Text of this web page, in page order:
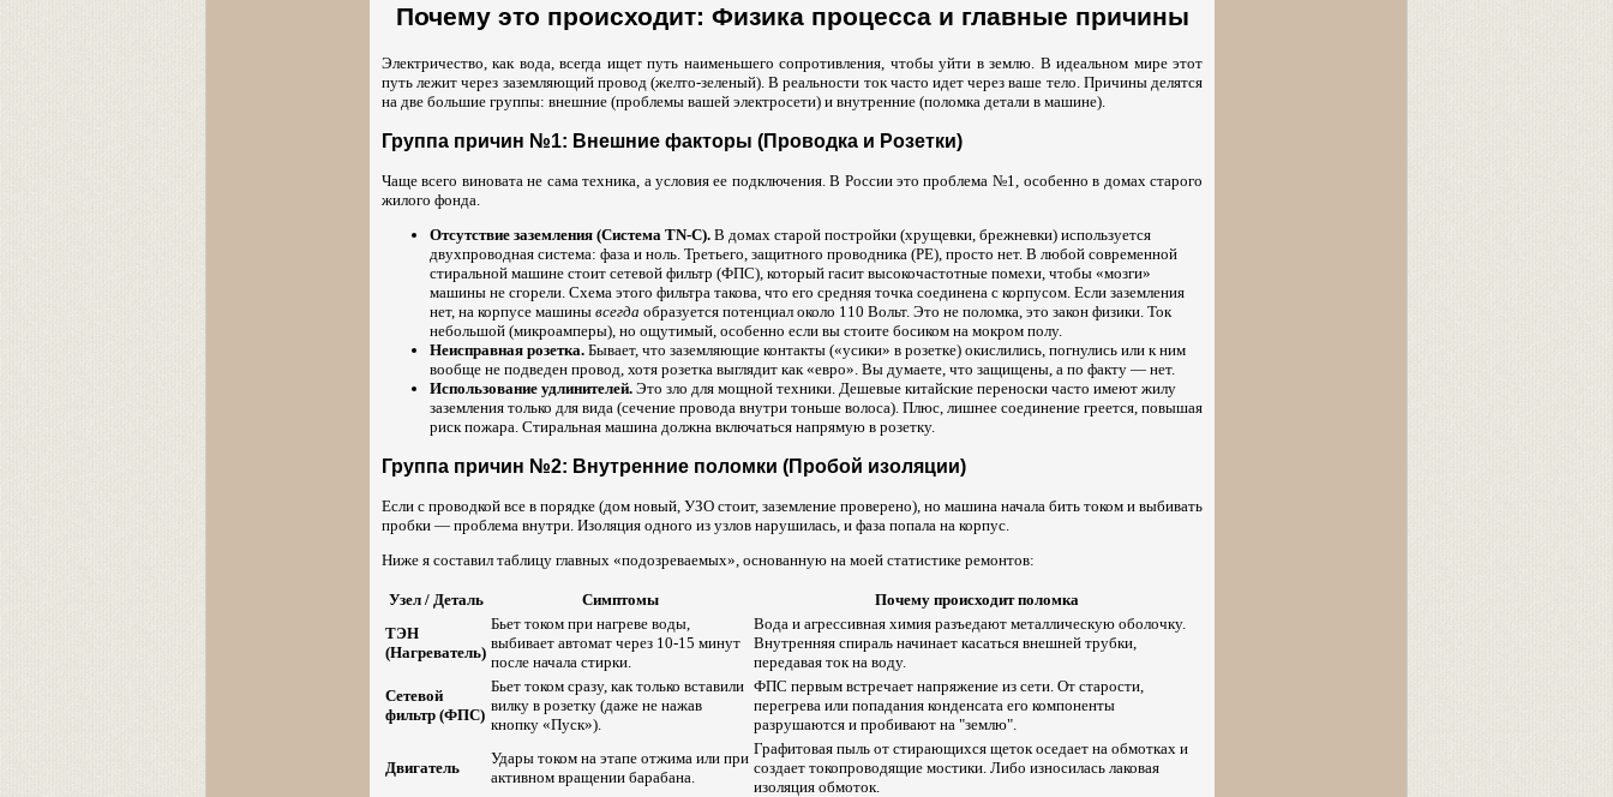
Почему это происходит: Физика процесса и главные причины
Электричество, как вода, всегда ищет путь наименьшего сопротивления, чтобы уйти в землю. В идеальном мире этот
путь лежит через заземляющий провод (желто-зеленый). В реальности ток часто идет через ваше тело. Причины делятся
на две большие группы: внешние (проблемы вашей электросети) и внутренние (поломка детали в машине).
Группа причин №1: Внешние факторы (Проводка и Розетки)
Чаще всего виновата не сама техника, а условия ее подключения. В России это проблема №1, особенно в домах старого
жилого фонда.
Отсутствие заземления (Система TN-C). В домах старой постройки (хрущевки, брежневки) используется
двухпроводная система: фаза и ноль. Третьего, защитного проводника (PE), просто нет. В любой современной
стиральной машине стоит сетевой фильтр (ФПС), который гасит высокочастотные помехи, чтобы «мозги»
машины не сгорели. Схема этого фильтра такова, что его средняя точка соединена с корпусом. Если заземления
нет, на корпусе машины всегда образуется потенциал около 110 Вольт. Это не поломка, это закон физики. Ток
небольшой (микроамперы), но ощутимый, особенно если вы стоите босиком на мокром полу.
Неисправная розетка. Бывает, что заземляющие контакты («усики» в розетке) окислились, погнулись или к ним
вообще не подведен провод, хотя розетка выглядит как «евро». Вы думаете, что защищены, а по факту — нет.
Использование удлинителей. Это зло для мощной техники. Дешевые китайские переноски часто имеют жилу
заземления только для вида (сечение провода внутри тоньше волоса). Плюс, лишнее соединение греется, повышая
риск пожара. Стиральная машина должна включаться напрямую в розетку.
Группа причин №2: Внутренние поломки (Пробой изоляции)
Если с проводкой все в порядке (дом новый, УЗО стоит, заземление проверено), но машина начала бить током и выбивать
пробки — проблема внутри. Изоляция одного из узлов нарушилась, и фаза попала на корпус.
Ниже я составил таблицу главных «подозреваемых», основанную на моей статистике ремонтов:
Узел / Деталь Симптомы
Почему происходит поломка
ТЭН
(Нагреватель)
Бьет током при нагреве воды,
выбивает автомат через 10-15 минут
после начала стирки.
Вода и агрессивная химия разъедают металлическую оболочку.
Внутренняя спираль начинает касаться внешней трубки,
передавая ток на воду.
Сетевой
фильтр (ФПС)
Бьет током сразу, как только вставили
вилку в розетку (даже не нажав
кнопку «Пуск»).
ФПС первым встречает напряжение из сети. От старости,
перегрева или попадания конденсата его компоненты
разрушаются и пробивают на "землю".
Двигатель
Удары током на этапе отжима или при
активном вращении барабана.
Графитовая пыль от стирающихся щеток оседает на обмотках и
создает токопроводящие мостики. Либо износилась лаковая
изоляция обмоток.